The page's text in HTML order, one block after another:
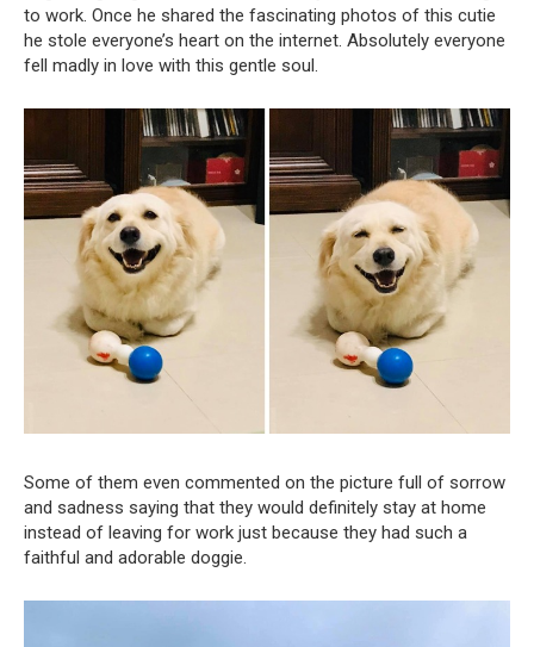
to work. Once he shared the fascinating photos of this cutie
he stole everyone’s heart on the internet. Absolutely everyone
fell madly in love with this gentle soul.
Some of them even commented on the picture full of sorrow
and sadness saying that they would definitely stay at home
instead of leaving for work just because they had such a
faithful and adorable doggie.